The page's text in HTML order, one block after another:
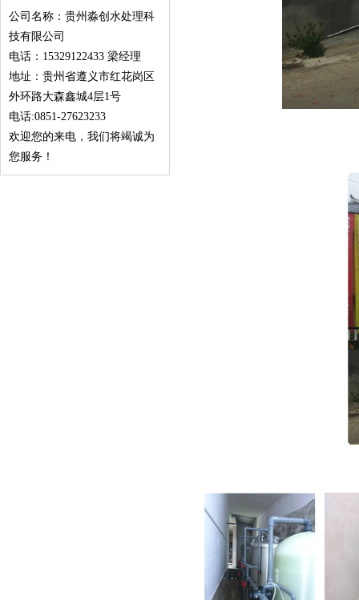
公司名称：贵州淼创水处理科
技有限公司
电话：15329122433 梁经理
地址：贵州省遵义市红花岗区
外环路大森鑫城4层1号
电话:0851-27623233
欢迎您的来电，我们将竭诚为
您服务！